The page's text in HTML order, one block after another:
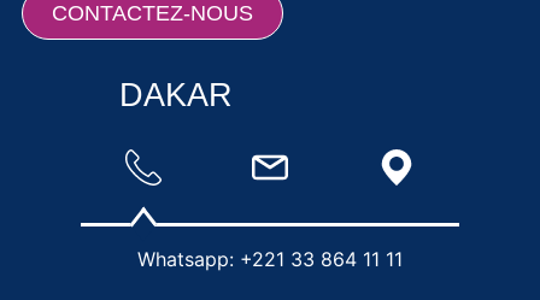
CONTACTEZ-NOUS
DAKAR
Whatsapp: +221 33 864 11 11